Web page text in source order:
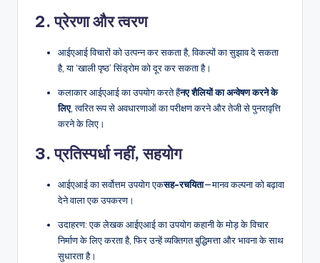
2.प्रेरणा और त्वरण
आईएआई विचारों को उत्पन्न कर सकता है, विकल्पों का सुझाव दे सकता
है, या ‘खाली पृष्ठ’ सिंड्रोम को दूर कर सकता है।
कलाकार आईएआई का उपयोग करते हैंनए शैलियों का अन्वेषण करने के
लिए, त्वरित रूप से अवधारणाओं का परीक्षण करने और तेजी से पुनरावृत्ति
करने के लिए।
3.प्रतिस्पर्धा नहीं, सहयोग
आईएआई का सर्वोत्तम उपयोग एकसह-रचयिता—मानव कल्पना को बढ़ावा
देने वाला एक उपकरण।
उदाहरण: एक लेखक आईएआई का उपयोग कहानी के मोड़ के विचार
निर्माण के लिए करता है, फिर उन्हें व्यक्तिगत बुद्धिमत्ता और भावना के साथ
सुधारता है।